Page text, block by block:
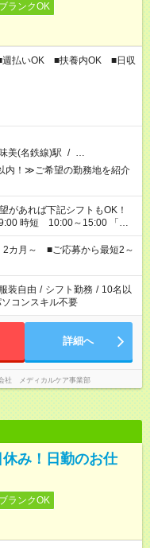
ブランクOK
週払いOK ■扶養内OK ■日収
美(名鉄線)駅 / …
内！≫ご希望の勤務地を紹介
時短 10:00～15:00 「家
持って夕飯の準備がしたい」
ど、ご希望を教えてください
合計で週40時間を超える場
2カ月～ ■ご応募から最短2～
服装自由 / シフト勤務 / 10名以
コンスキル不要
詳細へ
社 メディカルケア事業部
み！日勤のお仕
ブランクOK